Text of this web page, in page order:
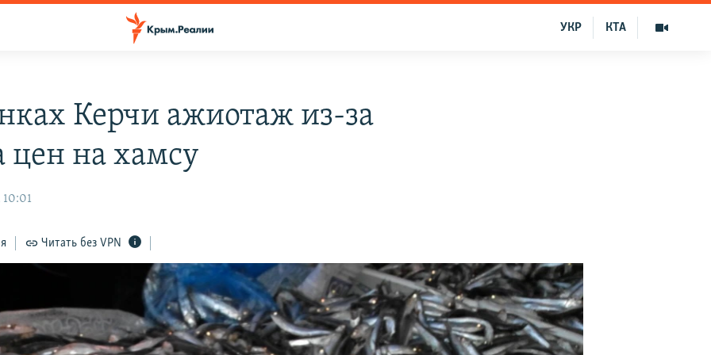
КТА
УКР
Керчи ажиотаж из-за
цен на хамсу
10:01
Читать без VPN